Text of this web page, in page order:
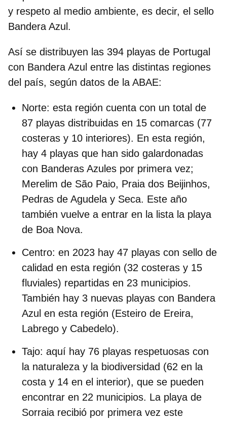
y respeto al medio ambiente, es decir, el sello
Bandera Azul.
Así se distribuyen las 394 playas de Portugal
con Bandera Azul entre las distintas regiones
del país, según datos de la ABAE:
Norte: esta región cuenta con un total de
87 playas distribuidas en 15 comarcas (77
costeras y 10 interiores). En esta región,
hay 4 playas que han sido galardonadas
con Banderas Azules por primera vez;
Merelim de São Paio, Praia dos Beijinhos,
Pedras de Agudela y Seca. Este año
también vuelve a entrar en la lista la playa
de Boa Nova.
Centro: en 2023 hay 47 playas con sello de
calidad en esta región (32 costeras y 15
fluviales) repartidas en 23 municipios.
También hay 3 nuevas playas con Bandera
Azul en esta región (Esteiro de Ereira,
Labrego y Cabedelo).
Tajo: aquí hay 76 playas respetuosas con
la naturaleza y la biodiversidad (62 en la
costa y 14 en el interior), que se pueden
encontrar en 22 municipios. La playa de
Sorraia recibió por primera vez este